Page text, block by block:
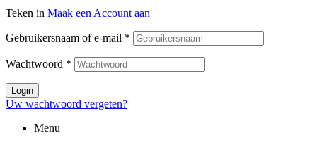
Teken in Maak een Account aan
Gebruikersnaam of e-mail *
Wachtwoord *
Login
Uw wachtwoord vergeten?
Menu